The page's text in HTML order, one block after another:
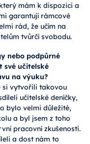
mám k dispozici a
garantují rámcové
rád, že učím na
tvůrčí svobodu.
nebo podpůrné
své učitelské
na výuku?
si vytvořili takovou
učitelské deníčky,
bylo velmi důležité,
a byl jsem z toho
pracovní zkušenosti.
a dost nám to